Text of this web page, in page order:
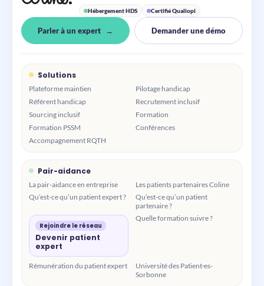
Hébergement HDS Certifié Qualiopi
Parler à un expert Demander une démo
Solutions
Plateforme maintien
Pilotage handicap
Référent handicap
Recrutement inclusif
Sourcing inclusif
Formation
Formation PSSM
Conférences
Accompagnement RQTH
Pair-aidance
La pair-aidance en entreprise
Les patients partenaires Coline
Qu’est-ce qu’un patient expert ?
Qu’est-ce qu’un patient
partenaire ?
Rejoindre le réseau
Devenir patient
expert
Quelle formation suivre ?
Rémunération du patient expert
Université des Patient·es-
Sorbonne